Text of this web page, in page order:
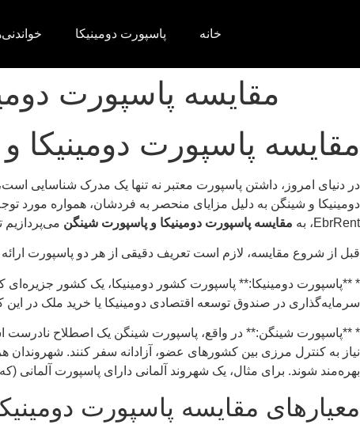
خانه پاسپورت دومینیکا
مقایسه پاسپورت
مقایسه پاسپورت
در دنیای امروز، داشتن پاسپورت معتبر نه تنها یک مدرک
دومینیکا و شینگن به دلیل مزایای منحصر به فردشان، همواره مورد
EbrRent، به
مقایسه پاسپورت دومینیکا و پاسپورت شینگن می‌پردازیم
قبل از شروع مقایسه، لازم است تعریف دقیقی از هر دو پاسپورت ارائه
سرمایه‌گذاری در صندوق توسعه اقتصادی دومینیکا یا خرید ملک در
نیاز به کنترل مرزی بین کشورهای عضو، آزادانه سفر کنند.
بهره‌مند شوند. برای مثال، یک شهروند آلمانی دارای پاسپورت
معیارهای مقایسه پاسپورت